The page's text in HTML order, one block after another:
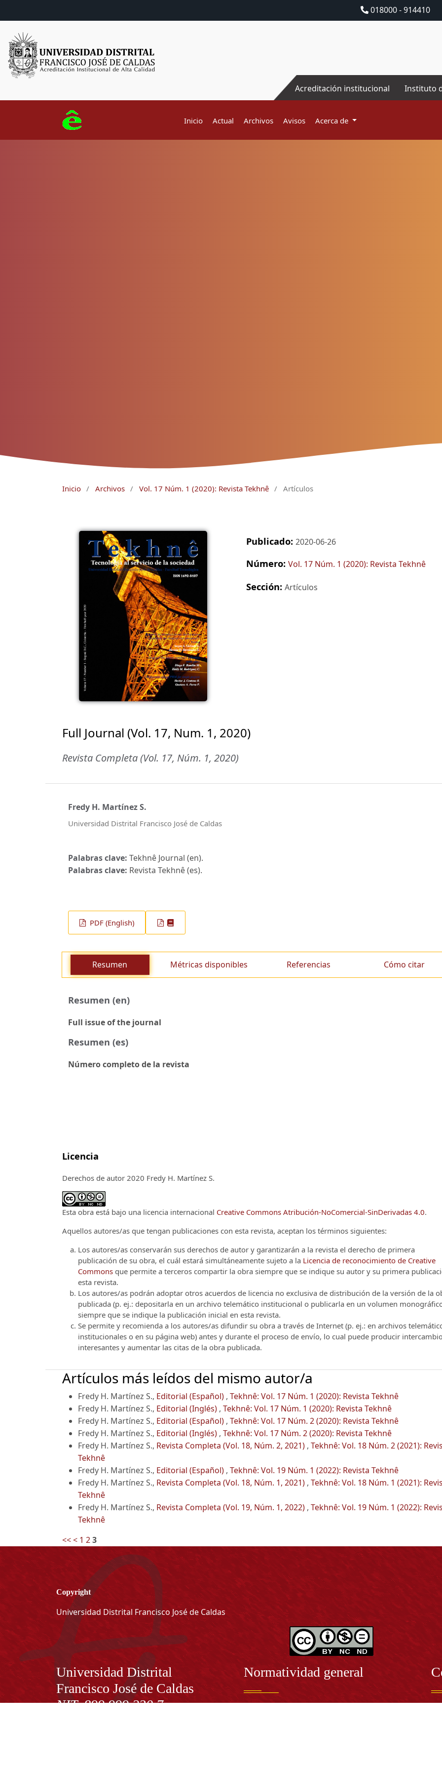
018000 - 914410
Acreditación institucional Instituto
Inicio Actual Archivos Avisos Acerca de
Inicio / Archivos / Vol. 17 Núm. 1 (2020): Revista Tekhnê / Artículos
Publicado: 2020-06-26
Número: Vol. 17 Núm. 1 (2020): Revista Tekhnê
Sección: Artículos
Full Journal (Vol. 17, Num. 1, 2020)
Revista Completa (Vol. 17, Núm. 1, 2020)
Fredy H. Martínez S.
Universidad Distrital Francisco José de Caldas
Palabras clave: Tekhnê Journal (en).
Palabras clave: Revista Tekhnê (es).
PDF (English)
Resumen Métricas disponibles Referencias Cómo citar
Resumen (en)
Full issue of the journal
Resumen (es)
Número completo de la revista
Licencia
Derechos de autor 2020 Fredy H. Martínez S.
Esta obra está bajo una licencia internacional Creative Commons Atribución-NoComercial-SinDerivadas 4.0.
Aquellos autores/as que tengan publicaciones con esta revista, aceptan los términos siguientes:
Los autores/as conservarán sus derechos de autor y garantizarán a la revista el derecho de primera
publicación de su obra, el cuál estará simultáneamente sujeto a la Licencia de reconocimiento de Creative
Commons que permite a terceros compartir la obra siempre que se indique su autor y su primera
esta revista.
Los autores/as podrán adoptar otros acuerdos de licencia no exclusiva de distribución de la versión de la
publicada (p. ej.: depositarla en un archivo telemático institucional o publicarla en un volumen
siempre que se indique la publicación inicial en esta revista.
Se permite y recomienda a los autores/as difundir su obra a través de Internet (p. ej.: en archivos
institucionales o en su página web) antes y durante el proceso de envío, lo cual puede producir
interesantes y aumentar las citas de la obra publicada.
Artículos más leídos del mismo autor/a
Fredy H. Martínez S., Editorial (Español) , Tekhnê: Vol. 17 Núm. 1 (2020): Revista Tekhnê
Fredy H. Martínez S., Editorial (Inglés) , Tekhnê: Vol. 17 Núm. 1 (2020): Revista Tekhnê
Fredy H. Martínez S., Editorial (Español) , Tekhnê: Vol. 17 Núm. 2 (2020): Revista Tekhnê
Fredy H. Martínez S., Editorial (Inglés) , Tekhnê: Vol. 17 Núm. 2 (2020): Revista Tekhnê
Fredy H. Martínez S., Revista Completa (Vol. 18, Núm. 2, 2021) , Tekhnê: Vol. 18 Núm. 2 (2021):
Tekhnê
Fredy H. Martínez S., Editorial (Español) , Tekhnê: Vol. 19 Núm. 1 (2022): Revista Tekhnê
Fredy H. Martínez S., Revista Completa (Vol. 18, Núm. 1, 2021) , Tekhnê: Vol. 18 Núm. 1 (2021):
Tekhnê
Fredy H. Martínez S., Revista Completa (Vol. 19, Núm. 1, 2022) , Tekhnê: Vol. 19 Núm. 1 (2022):
Tekhnê
<<< 1 23
Copyright
Universidad Distrital Francisco José de Caldas
Información
Universidad Distrital
Francisco José de Caldas
NIT. 899.999.230.7
Normatividad general